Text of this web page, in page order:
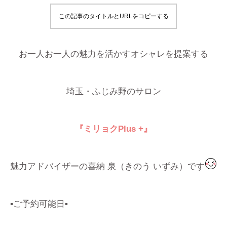
この記事のタイトルとURLをコピーする
お一人お一人の魅力を活かすオシャレを提案する
埼玉・ふじみ野のサロン
『ミリョクPlus +』
魅力アドバイザーの喜納 泉（きのう いずみ）です
▪️ご予約可能日▪️